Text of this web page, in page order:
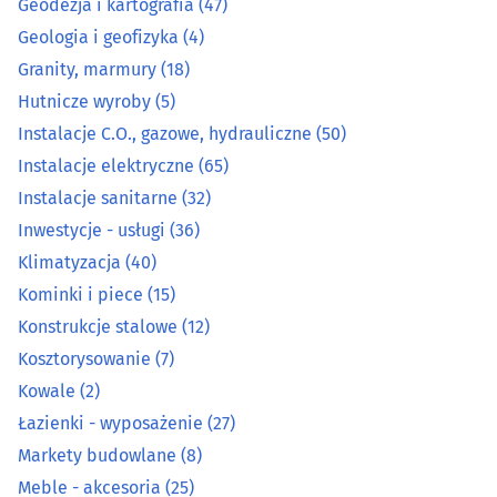
Granity, marmury (18)
Hutnicze wyroby (5)
Instalacje C.O., gazowe, hydrauliczne
Instalacje elektryczne(65)
Instalacje sanitarne
Inwestycje - usługi(36)
Klimatyzacja
Kominki i piece(15)
Geodezja i kartografia (47)
Geologia i geofizyka (4)
Granity, marmury (18)
Hutnicze wyroby (5)
Instalacje C.O., gazowe, hydrauliczne (50)
Instalacje elektryczne (65)
Instalacje sanitarne (32)
Inwestycje - usługi (36)
Klimatyzacja (40)
Kominki i piece (15)
Konstrukcje stalowe (12)
Kosztorysowanie (7)
Kowale (2)
Łazienki - wyposażenie (27)
Markety budowlane (8)
Meble - akcesoria (25)